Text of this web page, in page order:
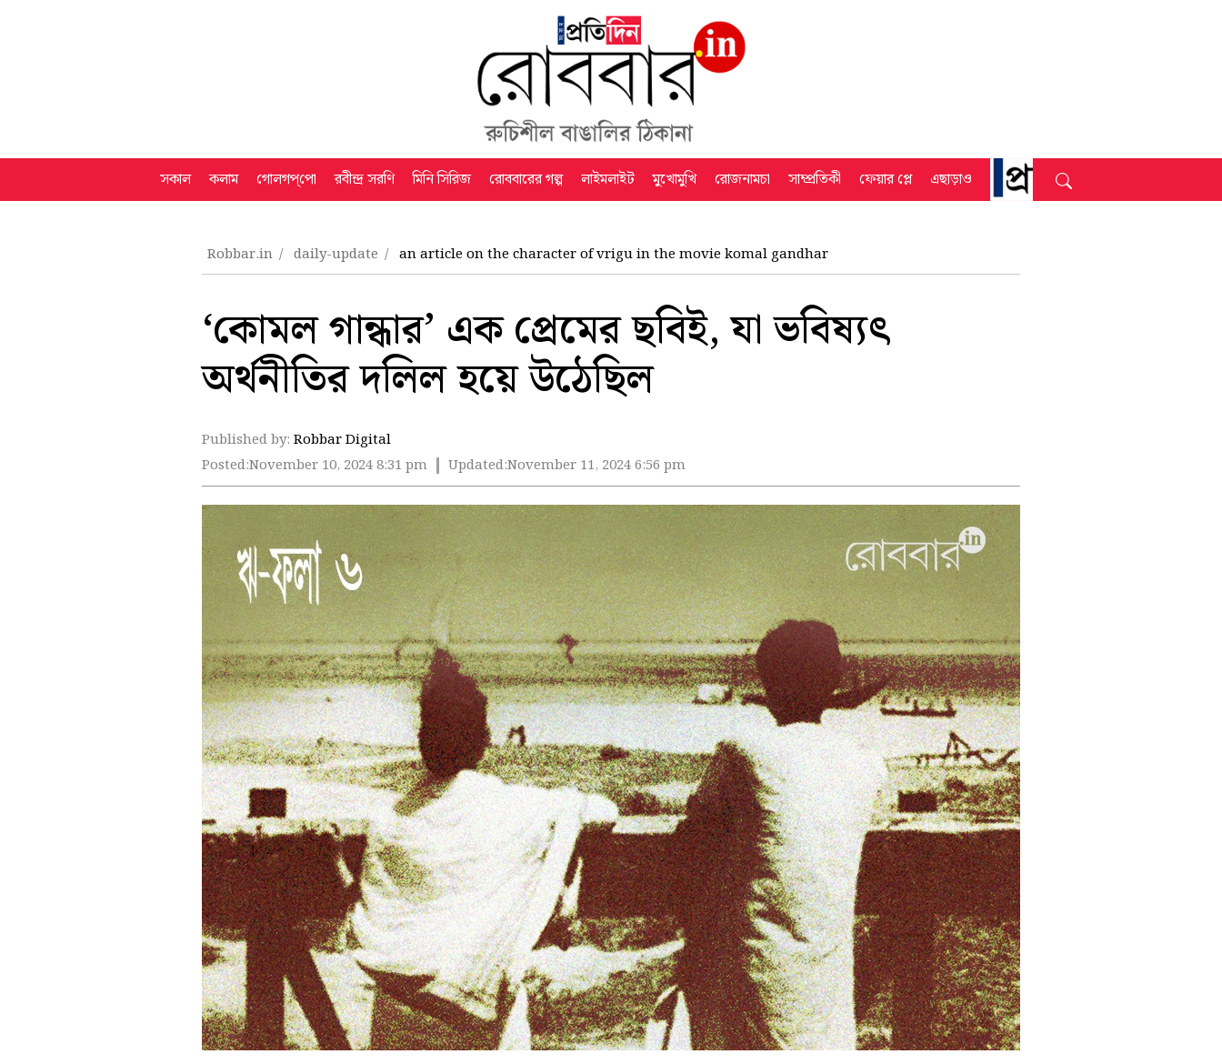
সকাল কলাম গোলগপ্‌পো রবীন্দ্র সরণি মিনি সিরিজ রোববারের গল্প লাইমলাইট মুখোমুখি রোজনামচা সাম্প্রতিকী ফেয়ার প্লে এছাড়াও
Robbar.in daily-update an article on the character of vrigu in the movie komal gandhar
‘কোমল গান্ধার’ এক প্রেমের ছবিই, যা ভবিষ্যৎ
অর্থনীতির দলিল হয়ে উঠেছিল
Published by: Robbar Digital
Posted:November 10, 2024 8:31 pm Updated:November 11, 2024 6:56 pm